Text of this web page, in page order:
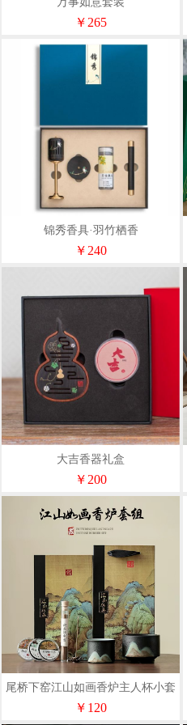
￥265
锦秀香具·羽竹栖香
￥240
大吉香器礼盒
￥200
尾桥下窑江山如画香炉主人杯小套
装茶事香道套装年会伴手礼
￥120